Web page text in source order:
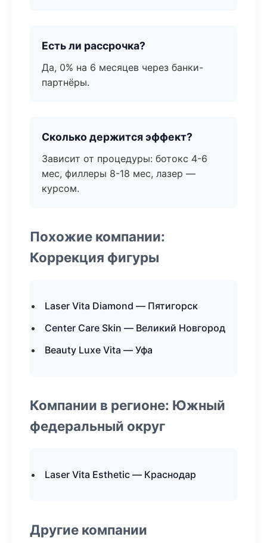
Есть ли рассрочка?
Да, 0% на 6 месяцев через банки-
партнёры.
Сколько держится эффект?
Зависит от процедуры: ботокс 4-6
мес, филлеры 8-18 мес, лазер —
курсом.
Похожие компании:
Коррекция фигуры
Laser Vita Diamond — Пятигорск
Center Care Skin — Великий Новгород
Beauty Luxe Vita — Уфа
Компании в регионе: Южный
федеральный округ
Laser Vita Esthetic — Краснодар
Другие компании